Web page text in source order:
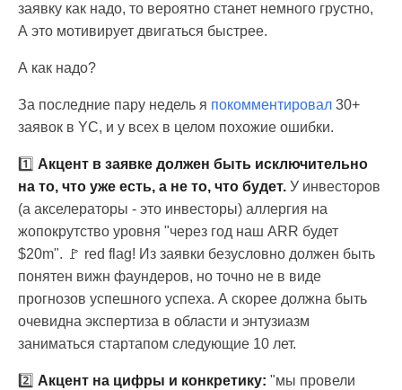
заявку как надо, то вероятно станет немного грустно,
А это мотивирует двигаться быстрее.
А как надо?
За последние пару недель я покомментировал 30+
заявок в YC, и у всех в целом похожие ошибки.
1️⃣ Акцент в заявке должен быть исключительно
на то, что уже есть, а не то, что будет. У инвесторов
(а акселераторы - это инвесторы) аллергия на
жопокрутство уровня "через год наш ARR будет
$20m". 🚩 red flag! Из заявки безусловно должен быть
понятен вижн фаундеров, но точно не в виде
прогнозов успешного успеха. А скорее должна быть
очевидна экспертиза в области и энтузиазм
заниматься стартапом следующие 10 лет.
2️⃣ Акцент на цифры и конкретику: "мы провели